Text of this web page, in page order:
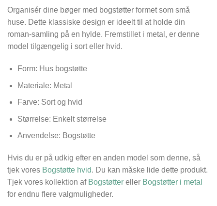
Organisér dine bøger med bogstøtter formet som små
huse. Dette klassiske design er ideelt til at holde din
roman-samling på en hylde. Fremstillet i metal, er denne
model tilgængelig i sort eller hvid.
Form: Hus bogstøtte
Materiale: Metal
Farve: Sort og hvid
Størrelse: Enkelt størrelse
Anvendelse: Bogstøtte
Hvis du er på udkig efter en anden model som denne, så
tjek vores Bogstøtte hvid. Du kan måske lide dette produkt.
Tjek vores kollektion af Bogstøtter eller Bogstøtter i metal
for endnu flere valgmuligheder.